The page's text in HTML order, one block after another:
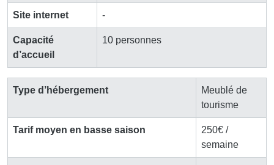
Site internet -
Capacité
d’accueil
10 personnes
Type d’hébergement
Meublé de
tourisme
Tarif moyen en basse saison
250€ /
semaine